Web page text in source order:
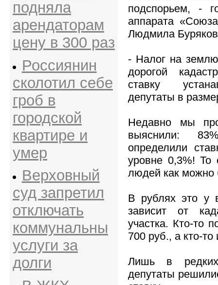
подняла
арендаторам
цену в 300 раз
Россиянин
сколотил себе
гроб в
городской
квартире и
умер
Верховный
суд запретил
отключать
коммунальны
услуги за
долги
подспорьем, -
аппарата
Людмила
- Налог на землю
дорогой
ставку
депутаты в
Недавно мы
выяснили:
определили
уровне 0,3%! То
людей как
В рублях это у
зависит от
участка. Кто-то
700 руб., а кто-
Лишь в
депутаты